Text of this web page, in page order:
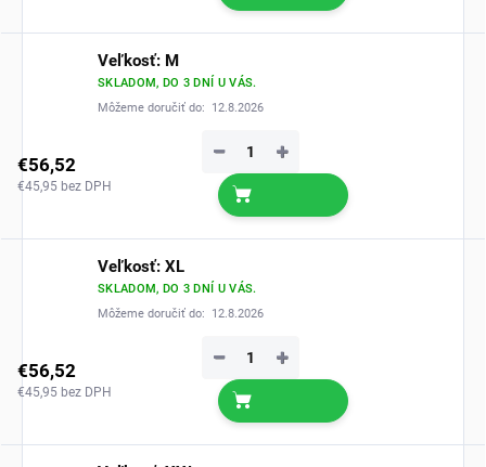
Veľkosť: M
SKLADOM, DO 3 DNÍ U VÁS.
Môžeme doručiť do:
12.8.2026
€56,52
€45,95 bez DPH
+
−
Veľkosť: XL
SKLADOM, DO 3 DNÍ U VÁS.
Môžeme doručiť do:
12.8.2026
€56,52
€45,95 bez DPH
+
−